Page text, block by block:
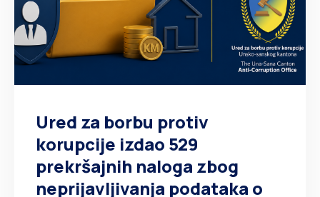
Ured za borbu protiv
korupcije izdao 529
prekršajnih naloga zbog
neprijavljivanja podataka o